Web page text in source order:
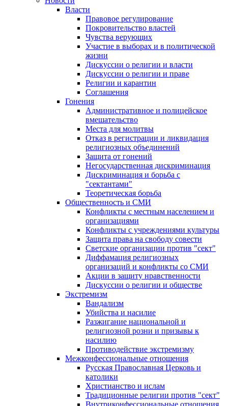
Власти
Правовое регулирование
Покровительство властей
Чувства верующих
Участие в выборах и в политической
жизни
Дискуссии о религии и власти
Дискуссии о религии и праве
Религии и карантин
Соглашения
Гонения
Административное и полицейское
вмешательство
Места для молитвы
Отказ в регистрации и ликвидация
религиозных объединений
Защита от гонений
Негосударственная дискриминация
Дискриминация и борьба с
"сектантами"
Теоретическая борьба
Общественность и СМИ
Конфликты с местным населением и
организациями
Конфликты с учреждениями культуры
Защита права на свободу совести
Светские организации против "сект"
Диффамация религиозных
организаций и конфликты со СМИ
Акции в защиту нравственности
Дискуссии о религии и обществе
Экстремизм
Вандализм
Убийства и насилие
Разжигание национальной и
религиозной розни и призывы к
насилию
Противодействие экстремизму
Межконфессиональные отношения
Русская Православная Церковь и
католики
Христианство и ислам
Традиционные религии против "сект"